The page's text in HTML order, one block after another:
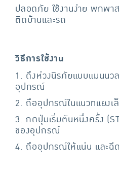
ปลอดภัย ใช้งานง่าย พกพา
ติดบ้านและรถ
วิธีการใช้งาน
1. ดึงห่วงนิรภัยแบบแมนนว
อุปกรณ์
2. ถืออุปกรณ์ในแนวทแยงเ
3. กดปุ่มเริ่มตันหนึ่งครั้ง
ของอุปกรณ์
4. ถืออุปกรณ์ให้แน่น และฉี